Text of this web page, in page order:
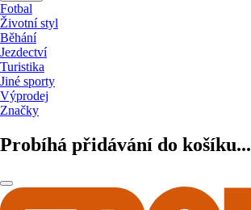
Fotbal
Životní styl
Běhání
Jezdectví
Turistika
Jiné sporty
Výprodej
Značky
Probíhá přidávání do košíku...